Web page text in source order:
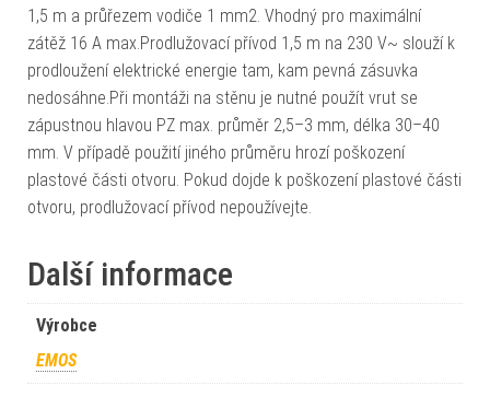
1,5 m a průřezem vodiče 1 mm2. Vhodný pro maximální
zátěž 16 A max.Prodlužovací přívod 1,5 m na 230 V~ slouží k
prodloužení elektrické energie tam, kam pevná zásuvka
nedosáhne.Při montáži na stěnu je nutné použít vrut se
zápustnou hlavou PZ max. průměr 2,5–3 mm, délka 30–40
mm. V případě použití jiného průměru hrozí poškození
plastové části otvoru. Pokud dojde k poškození plastové části
otvoru, prodlužovací přívod nepoužívejte.
Další informace
Výrobce
EMOS